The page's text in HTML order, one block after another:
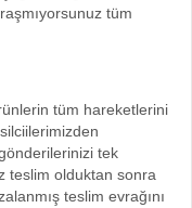
tüm
tüm hareketlerini
tek
teslim olduktan sonra
teslim evrağını